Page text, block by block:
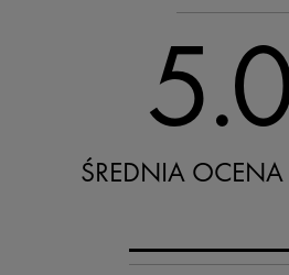
ŚREDNIA